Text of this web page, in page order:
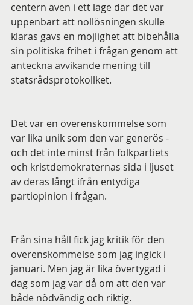
centern även i ett läge där det var
uppenbart att nollösningen skulle
klaras gavs en möjlighet att bibehålla
sin politiska frihet i frågan genom att
anteckna avvikande mening till
statsrådsprotokollket.
Det var en överenskommelse som
var lika unik som den var generös -
och det inte minst från folkpartiets
och kristdemokraternas sida i ljuset
av deras långt ifrån entydiga
partiopinion i frågan.
Från sina håll fick jag kritik för den
överenskommelse som jag ingick i
januari. Men jag är lika övertygad i
dag som jag var då om att den var
både nödvändig och riktig.